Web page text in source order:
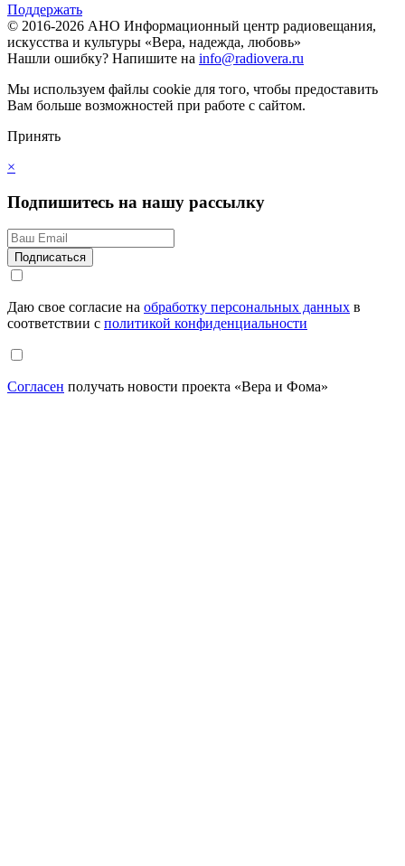
Поддержать
© 2016-2026 АНО Информационный центр радиовещания,
искусства и культуры «Вера, надежда, любовь»
Нашли ошибку? Напишите на info@radiovera.ru
Мы используем файлы cookie для того, чтобы предоставить
Вам больше возможностей при работе с сайтом.
Принять
×
Подпишитесь на нашу рассылку
Даю свое согласие на обработку персональных данных в
соответствии с политикой конфиденциальности
Согласен получать новости проекта «Вера и Фома»